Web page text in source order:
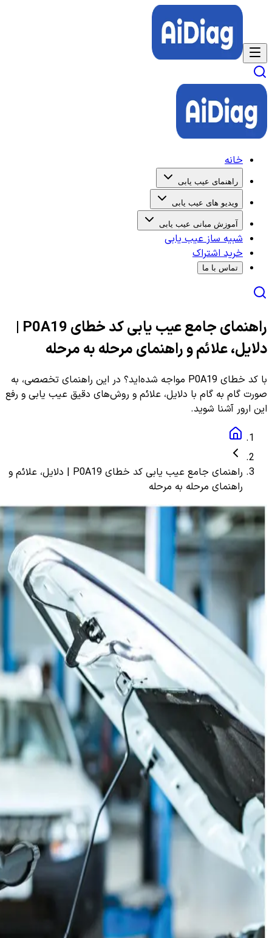
خانه
راهنمای عیب یابی
ویدیو های عیب یابی
آموزش مبانی عیب یابی
شبیه ساز عیب یابی
خرید اشتراک
تماس با ما
راهنمای جامع عیب یابی کد خطای P0A19 |
دلایل، علائم و راهنمای مرحله به مرحله
با کد خطای P0A19 مواجه شده‌اید؟ در این راهنمای تخصصی، به
صورت گام به گام با دلایل، علائم و روش‌های دقیق عیب یابی و رفع
این ارور آشنا شوید.
راهنمای جامع عیب یابی کد خطای P0A19 | دلایل، علائم و
راهنمای مرحله به مرحله